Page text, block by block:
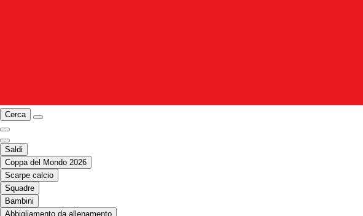
Cerca
Saldi
Coppa del Mondo 2026
Scarpe calcio
Squadre
Bambini
Abbigliamento da allenamento